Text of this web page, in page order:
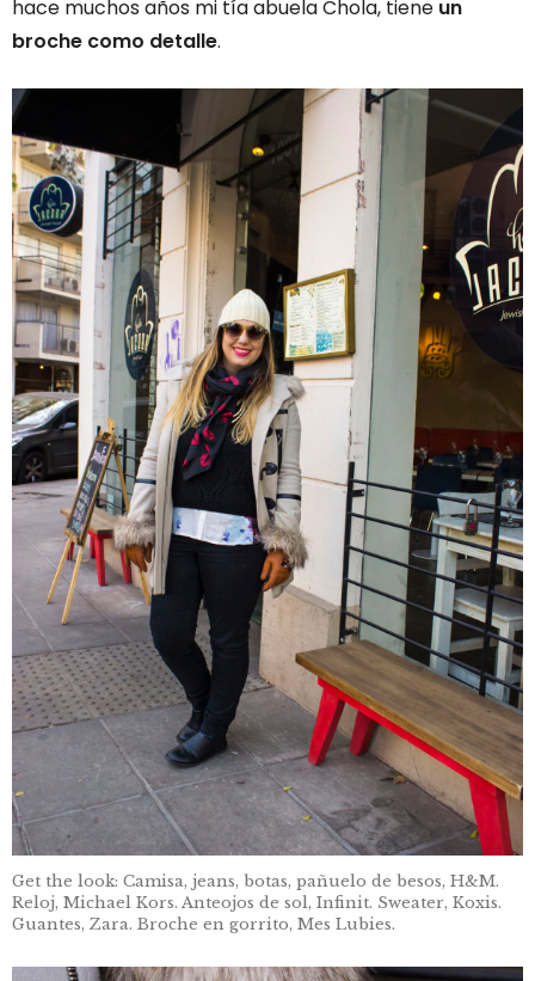
hace muchos años mi tía abuela Chola, tiene un
broche como detalle.
Get the look: Camisa, jeans, botas, pañuelo de besos, H&M.
Reloj, Michael Kors. Anteojos de sol, Infinit. Sweater, Koxis.
Guantes, Zara. Broche en gorrito, Mes Lubies.